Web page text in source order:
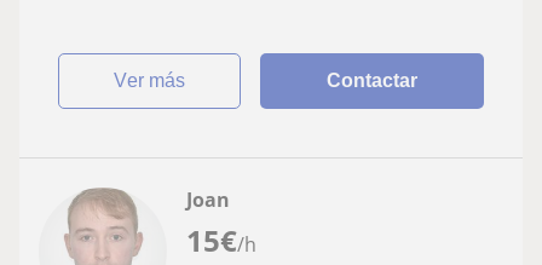
ver más Contactar
15€/h
Joan